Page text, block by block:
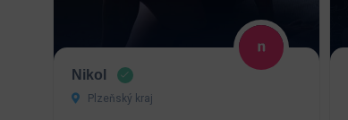
Nikol
Plzeňský kraj